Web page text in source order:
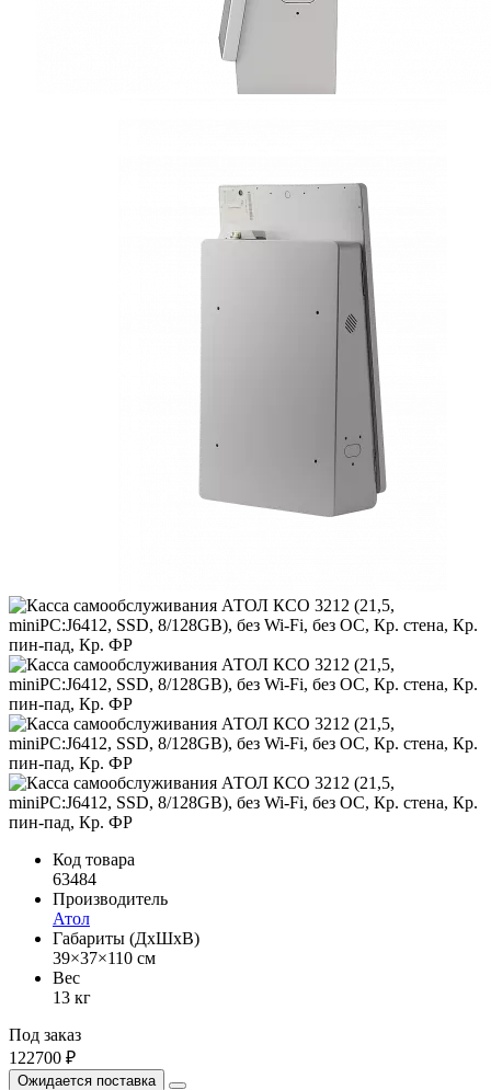
Код товара
63484
Производитель
Атол
Габариты (ДхШхВ)
39×37×110 см
Вес
13 кг
Под заказ
122700 ₽
Ожидается поставка